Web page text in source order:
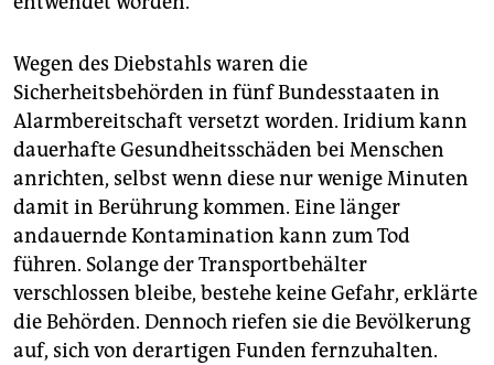
Wegen des Diebstahls waren die
Sicherheitsbehörden in fünf Bundesstaaten in
Alarmbereitschaft versetzt worden. Iridium kann
dauerhafte Gesundheitsschäden bei Menschen
anrichten, selbst wenn diese nur wenige Minuten
damit in Berührung kommen. Eine länger
andauernde Kontamination kann zum Tod
führen. Solange der Transportbehälter
verschlossen bleibe, bestehe keine Gefahr, erklärte
die Behörden. Dennoch riefen sie die Bevölkerung
auf, sich von derartigen Funden fernzuhalten.